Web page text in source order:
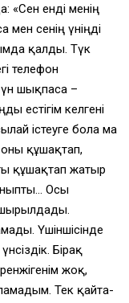
«Сен енді менің
сенің үніңді
қалды. Түк
телефон
шықпаса –
естігім келгені
істеуге бола ма
оны құшақтап,
құшақтап жатыр
Осы
шырылдады.
Үшіншісінде
Бірақ
жоқ,
Тек қайта-